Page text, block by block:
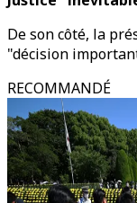
De son côté, la
"décision
RECOMMANDÉ